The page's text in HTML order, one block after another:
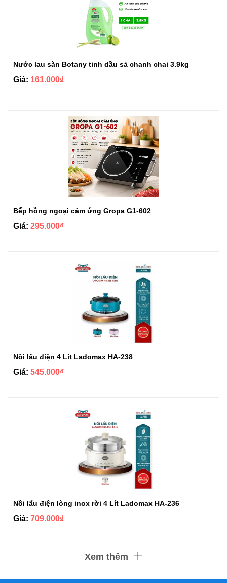
Nước lau sàn Botany tinh dầu sả chanh chai 3.9kg
Giá: 161.000₫
Bếp hồng ngoại cảm ứng Gropa G1-602
Giá: 295.000₫
Nồi lẩu điện 4 Lít Ladomax HA-238
Giá: 545.000₫
Nồi lẩu điện lòng inox rời 4 Lít Ladomax HA-236
Giá: 709.000₫
Xem thêm